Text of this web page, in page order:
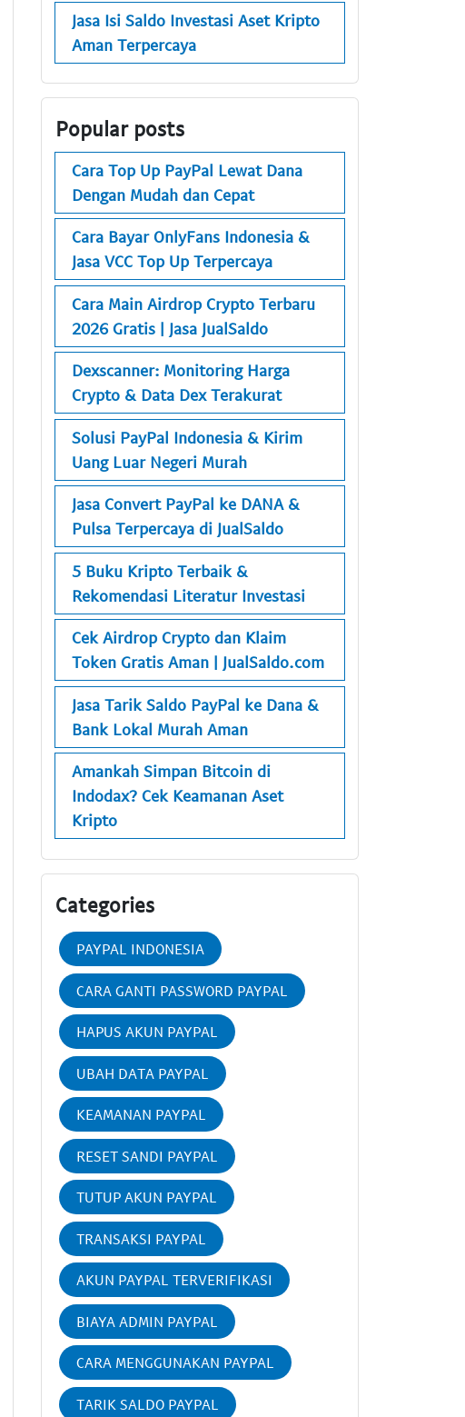
Jasa Isi Saldo Investasi Aset Kripto
Aman Terpercaya
Popular posts
Cara Top Up PayPal Lewat Dana
Dengan Mudah dan Cepat
Cara Bayar OnlyFans Indonesia &
Jasa VCC Top Up Terpercaya
Cara Main Airdrop Crypto Terbaru
2026 Gratis | Jasa JualSaldo
Dexscanner: Monitoring Harga
Crypto & Data Dex Terakurat
Solusi PayPal Indonesia & Kirim
Uang Luar Negeri Murah
Jasa Convert PayPal ke DANA &
Pulsa Terpercaya di JualSaldo
5 Buku Kripto Terbaik &
Rekomendasi Literatur Investasi
Cek Airdrop Crypto dan Klaim
Token Gratis Aman | JualSaldo.com
Jasa Tarik Saldo PayPal ke Dana &
Bank Lokal Murah Aman
Amankah Simpan Bitcoin di
Indodax? Cek Keamanan Aset
Kripto
Categories
PAYPAL INDONESIA
CARA GANTI PASSWORD PAYPAL
HAPUS AKUN PAYPAL
UBAH DATA PAYPAL
KEAMANAN PAYPAL
RESET SANDI PAYPAL
TUTUP AKUN PAYPAL
TRANSAKSI PAYPAL
AKUN PAYPAL TERVERIFIKASI
BIAYA ADMIN PAYPAL
CARA MENGGUNAKAN PAYPAL
TARIK SALDO PAYPAL